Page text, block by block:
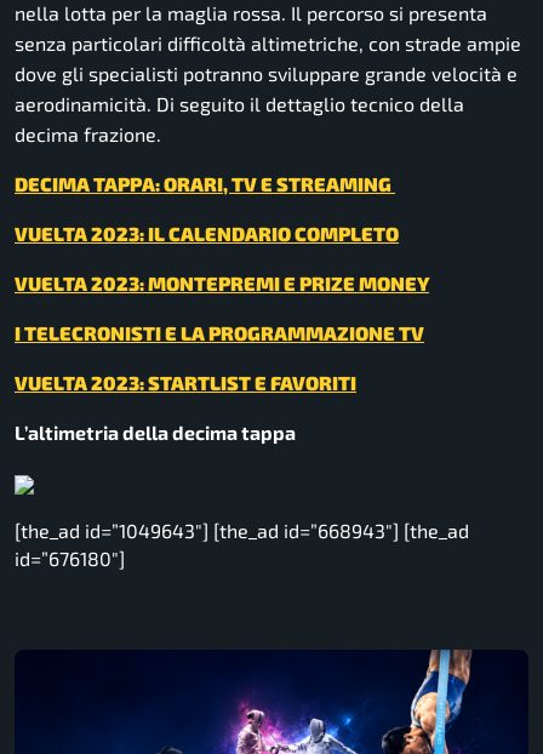
nella lotta per la maglia rossa. Il percorso si presenta
senza particolari difficoltà altimetriche, con strade ampie
dove gli specialisti potranno sviluppare grande velocità e
aerodinamicità. Di seguito il dettaglio tecnico della
decima frazione.
DECIMA TAPPA: ORARI, TV E STREAMING
VUELTA 2023: IL CALENDARIO COMPLETO
VUELTA 2023: MONTEPREMI E PRIZE MONEY
I TELECRONISTI E LA PROGRAMMAZIONE TV
VUELTA 2023: STARTLIST E FAVORITI
L’altimetria della decima tappa
[the_ad id=”1049643″] [the_ad id=”668943″] [the_ad
id=”676180″]